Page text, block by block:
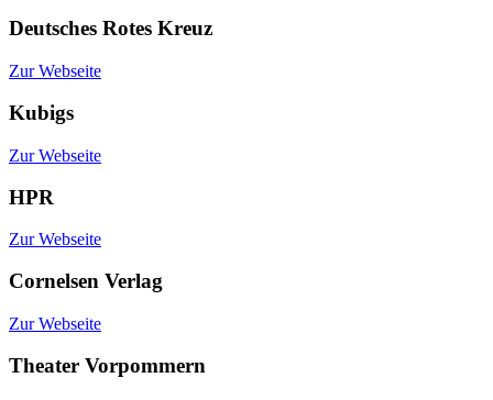
Deutsches Rotes Kreuz
Zur Webseite
Kubigs
Zur Webseite
HPR
Zur Webseite
Cornelsen Verlag
Zur Webseite
Theater Vorpommern